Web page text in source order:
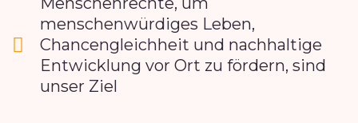
menschenwürdiges Leben,
Chancengleichheit und nachhaltige
Entwicklung vor Ort zu fördern, sind
unser Ziel